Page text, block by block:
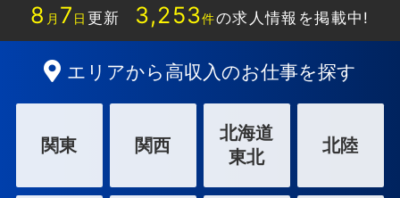
8 月 7 日 更新 3,253件の求人情報を掲載中!
エリアから高収入のお仕事を探す
関東 関西
北海道
東北
北陸